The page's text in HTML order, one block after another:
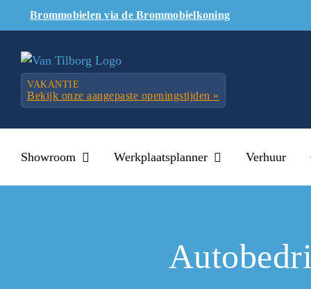
Brommobielen via de Brommobielkoning
VAKANTIE
Bekijk onze aangepaste openingstijden »
Showroom Werkplaatsplanner Verhuur